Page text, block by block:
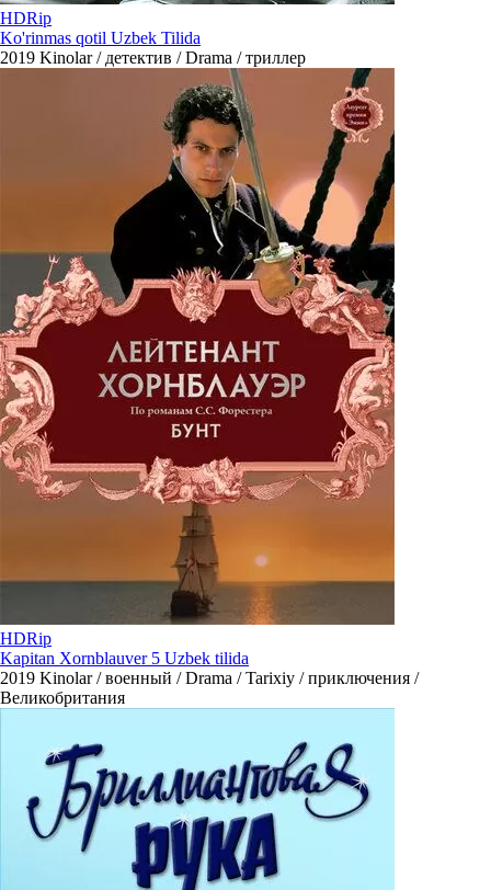
HDRip
Ko'rinmas qotil Uzbek Tilida
2019 Kinolar / детектив / Drama / триллер
HDRip
Kapitan Xornblauver 5 Uzbek tilida
2019 Kinolar / военный / Drama / Tarixiy / приключения /
Великобритания